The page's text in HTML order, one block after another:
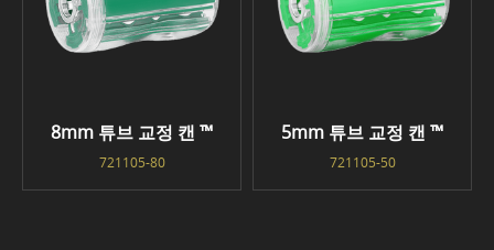
8mm 튜브 교정 캔 ™
721105-80
5mm 튜브 교정 캔 ™
721105-50